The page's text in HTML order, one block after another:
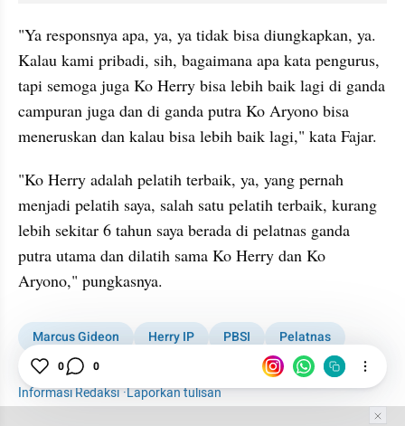
"Ya responsnya apa, ya, ya tidak bisa diungkapkan, ya.
Kalau kami pribadi, sih, bagaimana apa kata pengurus,
tapi semoga juga Ko Herry bisa lebih baik lagi di ganda
campuran juga dan di ganda putra Ko Aryono bisa
meneruskan dan kalau bisa lebih baik lagi," kata Fajar.
"Ko Herry adalah pelatih terbaik, ya, yang pernah
menjadi pelatih saya, salah satu pelatih terbaik, kurang
lebih sekitar 6 tahun saya berada di pelatnas ganda
putra utama dan dilatih sama Ko Herry dan Ko
Aryono," pungkasnya.
Marcus Gideon Herry IP PBSI
Pelatnas
Bulu Tangkis
Informasi Redaksi·Laporkan tulisan
0 0